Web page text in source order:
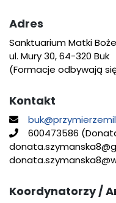
Adres
Sanktuarium Matki
ul. Mury 30, 64-320 Buk
(Formacje odbywają
Kontakt
600473586
Koordynatorzy /